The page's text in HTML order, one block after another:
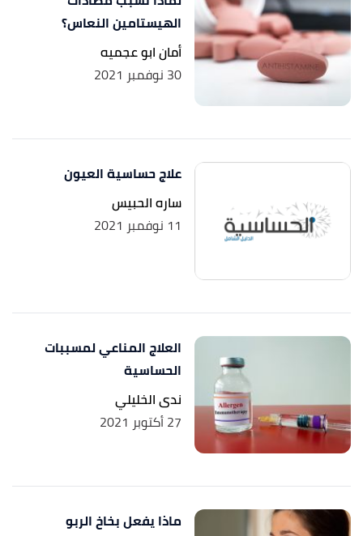
الهيستامين النعاس؟
أمان ابو عجميه
30 نوفمبر 2021
علاج حساسية العيون
ساره الحبيس
11 نوفمبر 2021
العلاج المناعي لمسببات
الحساسية
ندى الخليلي
27 أكتوبر 2021
ماذا يفعل بخاخ الربو